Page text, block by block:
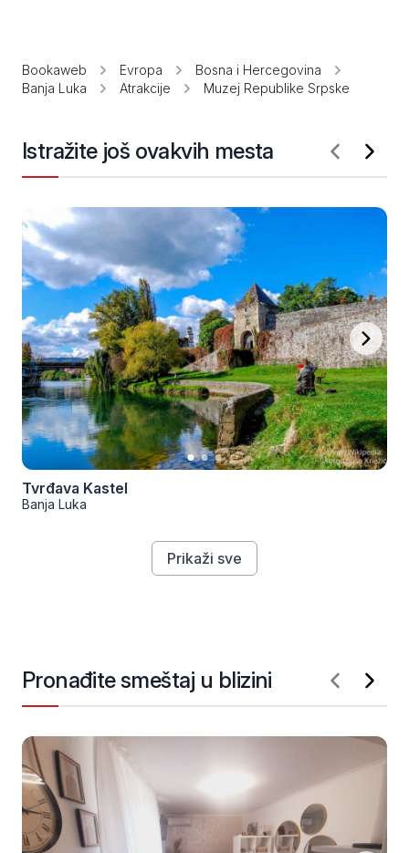
Bookaweb Evropa
Bosna i Hercegovina
Banja Luka
Atrakcije Muzej Republike Srpske
Istražite još ovakvih mesta
Tvrđava Kastel
Banja Luka
Prikaži sve
Pronađite smeštaj u blizini